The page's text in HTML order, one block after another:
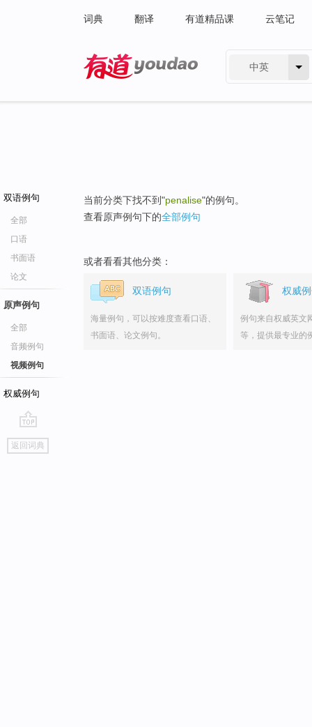
词典 翻译 有道精品课 云笔记
中英
双语例句
全部
口语
书面语
论文
原声例句
全部
音频例句
视频例句
权威例句
go
top
返回词典
当前分类下找不到"penalise"的例句。
查看原声例句下的全部例句
或者看看其他分类：
双语例句
海量例句，可以按难度查看口语、
书面语、论文例句。
权威
例句来自权威英文
等，提供最专业的